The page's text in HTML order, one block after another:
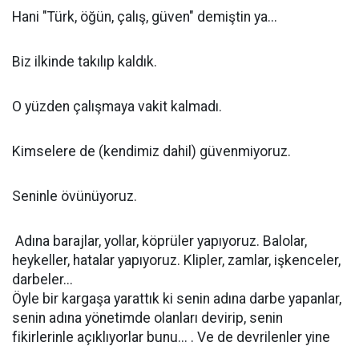
Hani "Türk, öğün, çalış, güven" demiştin ya...
Biz ilkinde takılıp kaldık.
O yüzden çalışmaya vakit kalmadı.
Kimselere de (kendimiz dahil) güvenmiyoruz.
Seninle övünüyoruz.
Adına barajlar, yollar, köprüler yapıyoruz. Balolar,
heykeller, hatalar yapıyoruz. Klipler, zamlar, işkenceler,
darbeler...
Öyle bir kargaşa yarattık ki senin adına darbe yapanlar,
senin adına yönetimde olanları devirip, senin
fikirlerinle açıklıyorlar bunu... . Ve de devrilenler yine